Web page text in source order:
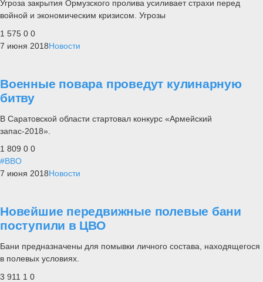
Угроза закрытия Ормузского пролива усиливает страхи перед
войной и экономическим кризисом. Угрозы
1 575 0 0
7 июня 2018Новости
Военные повара проведут кулинарную
битву
В Саратовской области стартовал конкурс «Армейский
запас-2018».
1 809 0 0
#ВВО
7 июня 2018Новости
Новейшие передвижные полевые бани
поступили в ЦВО
Бани предназначены для помывки личного состава, находящегося
в полевых условиях.
3 911 1 0